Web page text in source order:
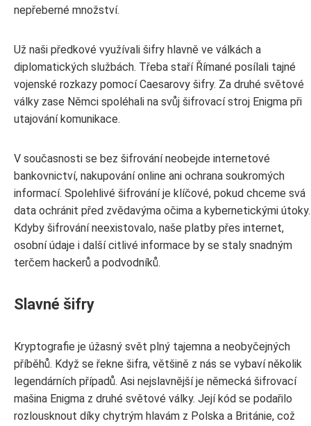
nepřeberné množství.
Už naši předkové využívali šifry hlavně ve válkách a
diplomatických službách. Třeba staří Římané posílali tajné
vojenské rozkazy pomocí Caesarovy šifry. Za druhé světové
války zase Němci spoléhali na svůj šifrovací stroj Enigma při
utajování komunikace.
V současnosti se bez šifrování neobejde internetové
bankovnictví, nakupování online ani ochrana soukromých
informací. Spolehlivé šifrování je klíčové, pokud chceme svá
data ochránit před zvědavýma očima a kybernetickými útoky.
Kdyby šifrování neexistovalo, naše platby přes internet,
osobní údaje i další citlivé informace by se staly snadným
terčem hackerů a podvodníků.
Slavné šifry
Kryptografie je úžasný svět plný tajemna a neobyčejných
příběhů. Když se řekne šifra, většině z nás se vybaví několik
legendárních případů. Asi nejslavnější je německá šifrovací
mašina Enigma z druhé světové války. Její kód se podařilo
rozlousknout díky chytrým hlavám z Polska a Británie, což